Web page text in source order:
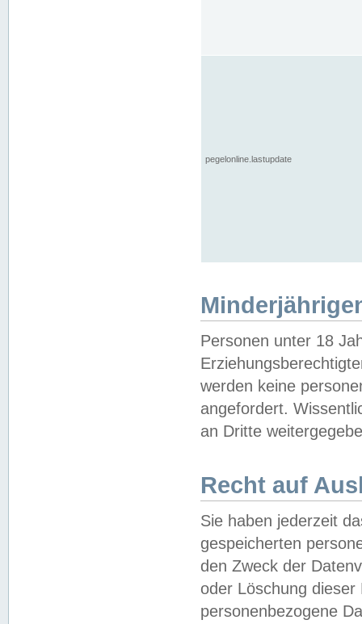
pegelonline.lastupdate
Personen unter 18
werden keine
angefordert.
an Dritte
Recht auf
Sie haben jederzeit
gespeicherten
den Zweck der
oder Löschung
personenbezogene